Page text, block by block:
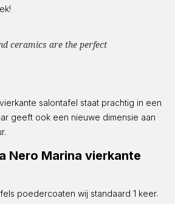
ceramics are the perfect
salontafel staat prachtig in een
geeft ook een nieuwe dimensie aan
Nero Marina vierkante
poedercoaten wij standaard 1 keer.